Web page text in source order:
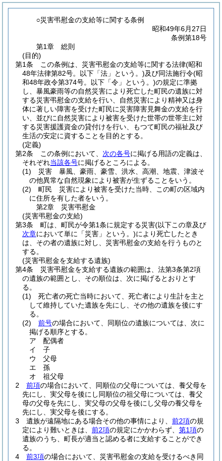
○災害弔慰金の支給等に関する条例
昭和49年6月27日
条例第18号
第1章
総則
(目的)
第1条
この条例は、災害弔慰金の支給等に関する法律(昭和
48年法律第82号。以下「法」という。)及び同法施行令(昭
和48年政令第374号。以下「令」という。)の規定に準拠
し、暴風豪雨等の自然災害により死亡した町民の遺族に対
する災害弔慰金の支給を行い、自然災害により精神又は身
体に著しい障害を受けた町民に災害障害見舞金の支給を行
い、並びに自然災害により被害を受けた世帯の世帯主に対
する災害援護資金の貸付けを行い、もつて町民の福祉及び
生活の安定に資することを目的とする。
(定義)
第2条
この条例において、 次の各号に掲げる用語の定義は、
それぞれ当該各号に掲げるところによる。
(1)
災害 暴風、豪雨、豪雪、洪水、高潮、地震、津波そ
の他異常な自然現象により被害が生ずることをいう。
(2)
町民 災害により被害を受けた当時、この町の区域内
に住所を有した者をいう。
第2章
災害弔慰金
(災害弔慰金の支給)
第3条
町は、町民が令第1条に規定する災害(以下この章及び
次章において単に「災害」という。)により死亡したとき
は、その者の遺族に対し、災害弔慰金の支給を行うものと
する。
(災害弔慰金を支給する遺族)
第4条
災害弔慰金を支給する遺族の範囲は、法第3条第2項
の遺族の範囲とし、その順位は、次に掲げるとおりとす
る。
(1)
死亡者の死亡当時において、死亡者により生計を主と
して維持していた遺族を先にし、その他の遺族を後にす
る。
(2)
前号の場合において、同順位の遺族については、次に
掲げる順序とする。
ア
配偶者
イ
子
ウ
父母
エ
孫
オ
祖父母
2
前項の場合において、同順位の父母については、養父母を
先にし、実父母を後にし同順位の祖父母については、養父
母の父母を先にし、実父母の父母を後にし父母の養父母を
先にし、実父母を後にする。
3
遺族が遠隔地にある場合その他の事情により、 前2項の規
定により難いときは、 前2項の規定にかかわらず、 第1項の
遺族のうち、町長が適当と認める者に支給することができ
る。
4
前3項の場合において、災害弔慰金の支給を受けるべき同